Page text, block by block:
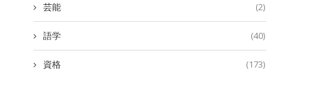
芸能 (2)
語学 (40)
資格 (173)